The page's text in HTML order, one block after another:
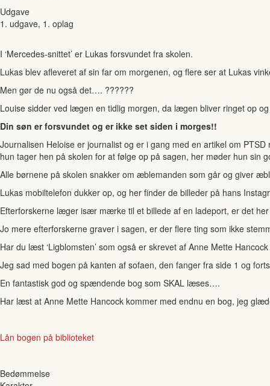
Udgave
1. udgave, 1. oplag
I ‘Mercedes-snittet’ er Lukas forsvundet fra skolen.
Lukas blev afleveret af sin far om morgenen, og flere ser at Lukas
Men gør de nu også det…. ??????
Louise sidder ved lægen en tidlig morgen, da lægen bliver ringet op
Din søn er forsvundet og er ikke set siden i morges!!
Journalisen Heloise er journalist og er i gang med en artikel om
hun tager hen på skolen for at følge op på sagen, her møder hun sin
Alle børnene på skolen snakker om æblemanden som går og giver
Lukas mobiltelefon dukker op, og her finder de billeder på hans
Efterforskerne læger især mærke til et billede af en ladeport, er det
Jo mere efterforskerne graver i sagen, er der flere ting som ikke
Har du læst ‘Ligblomsten’ som også er skrevet af Anne Mette
Jeg sad med bogen på kanten af sofaen, den fanger fra side 1 og
En fantastisk god og spændende bog som SKAL læses….
Har læst at Anne Mette Hancock kommer med endnu en bog, jeg
Lån bogen på biblioteket
Bedømmelse